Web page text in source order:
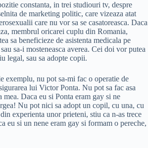
constanta, in trei studiouri tv, despre
de marketing politic, care vizeaza atat
care nu vor sa se casatoreasca. Daca
membrul oricarei cuplu din Romania,
sa beneficieze de asistenta medicala pe
sa-i mosteneasca averea. Cei doi vor putea
legal, sau sa adopte copii.
exemplu, nu pot sa-mi fac o operatie de
lui Victor Ponta. Nu pot sa fac asa
mea. Daca eu si Ponta eram gay si ne
Nu pot nici sa adopt un copil, cu una, cu
experienta unor prieteni, stiu ca n-as trece
eu si un nene eram gay si formam o pereche,